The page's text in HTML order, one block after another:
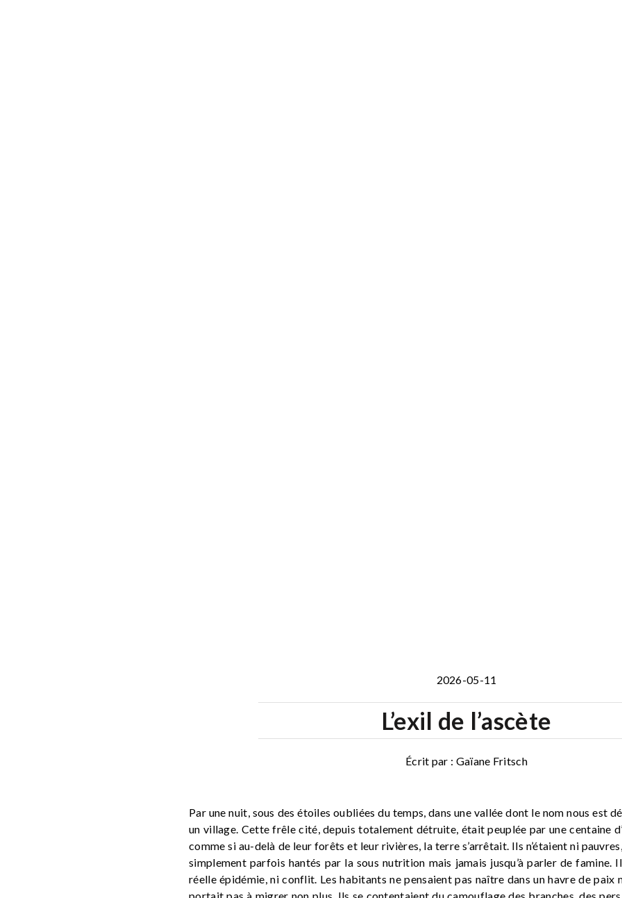
2026-05-11
L’exil de l’ascète
Écrit par : Gaïane Fritsch
Par une nuit, sous des étoiles oubliées du temps, dans une vallée dont le nom nous est
un village. Cette frêle cité, depuis totalement détruite, était peuplée par une centaine
comme si au-delà de leur forêts et leur rivières, la terre s’arrêtait. Ils n’étaient ni
simplement parfois hantés par la sous nutrition mais jamais jusqu’à parler de famine.
réelle épidémie, ni conflit. Les habitants ne pensaient pas naître dans un havre de paix